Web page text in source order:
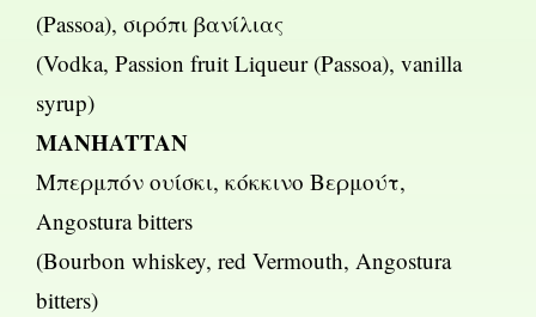
(Passoa), σιρόπι βανίλιας
(Vodka, Passion fruit Liqueur (Passoa), vanilla
syrup)
MANHATTAN
Μπερμπόν ουίσκι, κόκκινο Βερμούτ,
Angostura bitters
(Bourbon whiskey, red Vermouth, Angostura
bitters)